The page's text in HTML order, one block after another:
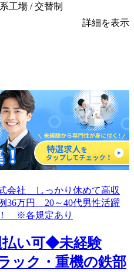
工場 / 交替制
詳細を表示
払い可◆未経験
ック・重機の鉄部